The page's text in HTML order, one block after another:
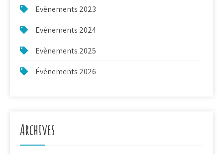
Evènements 2023
Evènements 2024
Evènements 2025
Événements 2026
Archives